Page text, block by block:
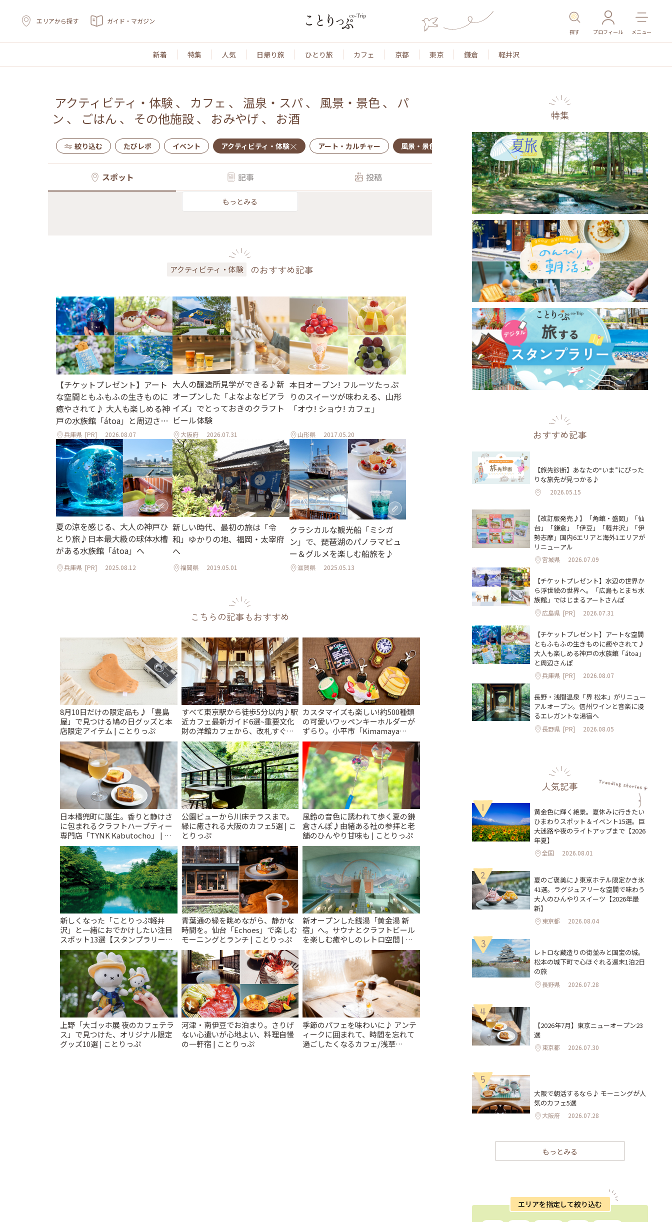
エリアから探す ガイド・マガジン
探す プロフィール メニュー
新着 特集 人気 日帰り旅 ひとり旅 カフェ 京都 東京 鎌倉 軽井沢
アクティビティ・体験 、 カフェ 、 温泉・スパ 、 風景・景色 、 パ
ン 、 ごはん 、 その他施設、 おみやげ 、 お酒
絞り込む たびレポ イベント アクティビティ・体験 アート・カルチャー 風景・景色 名所・旧跡 温泉・スパ その他施設 ごはん
スポット 記事 投稿
もっとみる
アクティビティ・体験 のおすすめ記事
【チケットプレゼント】アート
な空間ともふもふの生きものに
癒やされて♪ 大人も楽しめる神
戸の水族館「átoa」と周辺さん
ぽ兵庫県 [PR] 2026.08.07
大人の醸造所見学ができる♪新
オープンした「よなよなビアラ
イズ」でとっておきのクラフト
ビール体験
大阪府 2026.07.31
本日オープン! フルーツたっぷ
りのスイーツが味わえる、山形
「オウ! ショウ! カフェ」
山形県 2017.05.20
夏の涼を感じる、大人の神戸ひ
とり旅♪日本最大級の球体水槽
がある水族館「átoa」へ
兵庫県 [PR] 2025.08.12
新しい時代、最初の旅は「令
和」ゆかりの地、福岡・太宰府
へ
福岡県 2019.05.01
クラシカルな観光船「ミシガ
ン」で、琵琶湖のパノラマビュ
ー＆グルメを楽しむ船旅を♪
滋賀県 2025.05.13
こちらの記事もおすすめ
8月10日だけの限定品も♪「豊島
屋」で見つける鳩の日グッズと本
店限定アイテム | ことりっぷ
すべて東京駅から徒歩5分以内♪駅
近カフェ最新ガイド6選~重要文化
財の洋館カフェから、改札すぐの
レトロ喫茶まで~ | ことりっぷ
カスタマイズも楽しい!約500種類
の可愛いワッペンキーホルダーが
ずらり。小平市「Kimamaya
T&K」 | ことりっぷ
日本橋兜町に誕生。香りと静けさ
に包まれるクラフトハーブティー
専門店「TYNK Kabutocho」 | こ
とりっぷ
公園ビューから川床テラスまで。
緑に癒される大阪のカフェ5選 | こ
とりっぷ
風鈴の音色に誘われて歩く夏の鎌
倉さんぽ♪由緒ある社の参拝と老
舗のひんやり甘味も | ことりっぷ
新しくなった「ことりっぷ軽井
沢」と一緒におでかけしたい注目
スポット13選【スタンプラリー開
催中】 | ことりっぷ
青葉通の緑を眺めながら、静かな
時間を。仙台「Echoes」で楽しむ
モーニングとランチ | ことりっぷ
新オープンした銭湯「黄金湯 新
宿」へ。サウナとクラフトビール
を楽しむ癒やしのレトロ空間 | こ
とりっぷ
上野「大ゴッホ展 夜のカフェテラ
ス」で見つけた、オリジナル限定
グッズ10選 | ことりっぷ
河津・南伊豆でお泊まり。さりげ
ない心遣いが心地よい、料理自慢
の一軒宿 | ことりっぷ
季節のパフェを味わいに♪ アンテ
ィークに囲まれて、時間を忘れて
過ごしたくなるカフェ/浅草
特集
おすすめ記事
【旅先診断】あなたの“いま”にぴった
りな旅先が見つかる♪
2026.05.15
【改訂版発売♪】「角館・盛岡」「仙
台」「鎌倉」「伊豆」「軽井沢」「伊
勢志摩」国内6エリアと海外1エリアが
リニューアル
宮城県 2026.07.09
【チケットプレゼント】水辺の世界か
ら浮世絵の世界へ。「広島もとまち水
族館」ではじまるアートさんぽ
広島県 [PR] 2026.07.31
【チケットプレゼント】アートな空間
ともふもふの生きものに癒やされて♪
大人も楽しめる神戸の水族館「átoa」
と周辺さんぽ
兵庫県 [PR] 2026.08.07
長野・浅間温泉「界 松本」がリニュー
アルオープン。信州ワインと音楽に浸
るエレガントな湯宿へ
長野県 [PR] 2026.08.05
人気記事
1
黄金色に輝く絶景。夏休みに行きたい
ひまわりスポット＆イベント15選。巨
大迷路や夜のライトアップまで【2026
年夏】
全国 2026.08.01
2
夏のご褒美に♪東京ホテル限定かき氷
41選。ラグジュアリーな空間で味わう
大人のひんやりスイーツ【2026年最
新】
東京都 2026.08.04
3
レトロな蔵造りの街並みと国宝の城。
松本の城下町で心ほぐれる週末1泊2日
の旅
長野県 2026.07.28
4
【2026年7月】東京ニューオープン23
選
東京都 2026.07.30
5
大阪で朝活するなら♪ モーニングが人
気のカフェ5選
大阪府 2026.07.28
もっとみる
エリアを指定して絞り込む